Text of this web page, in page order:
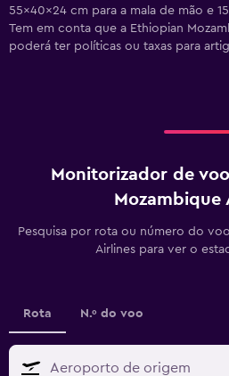
55x40x24 cm para a mala de mão e
Tem em conta que a Ethiopian
poderá ter políticas ou taxas para
Monitorizador de
Mozambique
Pesquisa por rota ou número do
Airlines para ver o
Rota N.º do voo